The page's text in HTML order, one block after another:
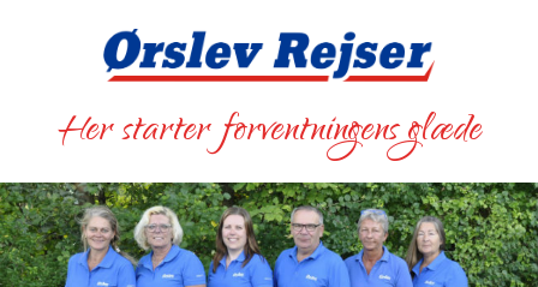
Her starter forventningens glæde